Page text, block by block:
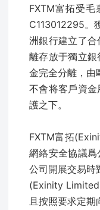
FXTM富拓受
C113012295。
洲銀行建立了
離存放于獨立
金完全分離，由
不會将客戶資
護之下。
FXTM富拓
網絡安全協議
公司開展交易時
(Exinity
且按照要求定